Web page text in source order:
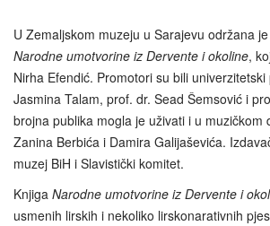
U Zemaljskom muzeju u Sarajevu održana
Narodne umotvorine iz Dervente i okoline,
Nirha Efendić. Promotori su bili
Jasmina Talam, prof. dr. Sead Šemsović i
brojna publika mogla je uživati i u muzičkom
Zanina Berbića i Damira Galijaševića.
muzej BiH i Slavistički komitet.
Knjiga Narodne umotvorine iz Dervente i
usmenih lirskih i nekoliko lirskonarativnih